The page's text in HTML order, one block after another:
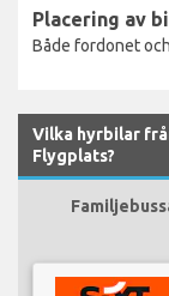
Placering av
Både fordonet
Vilka hyrbilar
Flygplats?